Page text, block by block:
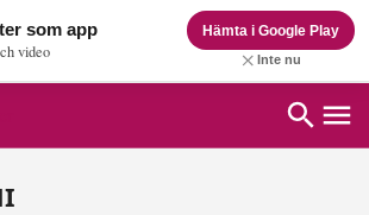
som app
video
Hämta i Google Play
Inte nu